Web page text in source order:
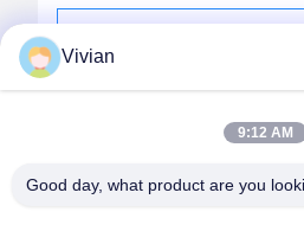
Vivian
9:12 AM
Good day, what product are you